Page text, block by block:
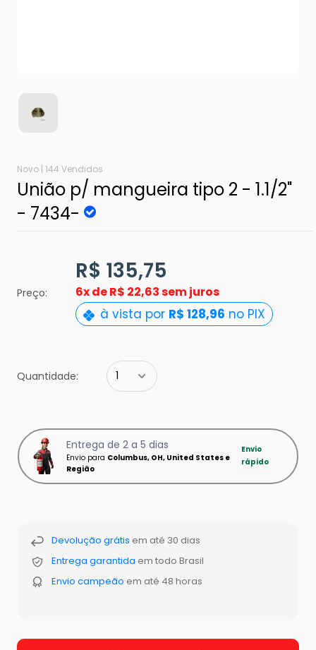
Novo | 144 Vendidos
União p/ mangueira tipo 2 - 1.1/2"
- 7434-
Preço:
R$ 135,75
6x deR$ 22,63 sem juros
à vista por R$ 128,96 no PIX
Quantidade:
Entrega de 2 a 5 dias
Envio para Columbus, OH, United States e
Região
Envio
rápido
Devolução grátis em até 30 dias
Entrega garantida em todo Brasil
Envio campeão em até 48 horas